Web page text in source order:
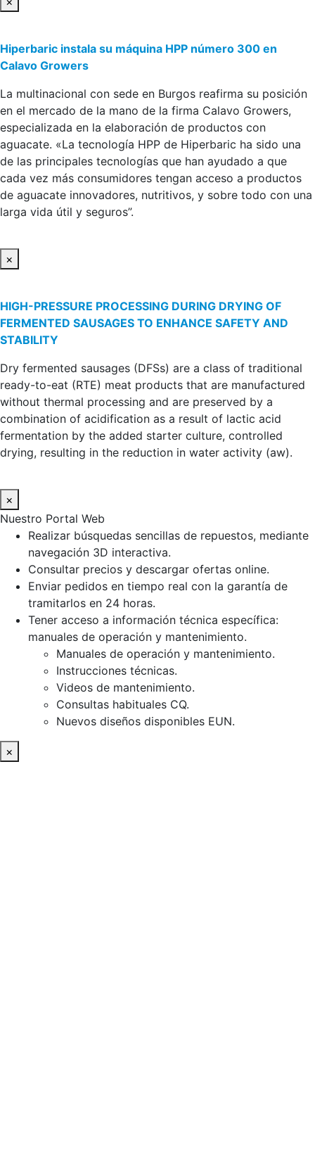
Hiperbaric instala su máquina HPP número 300 en
Calavo Growers
La multinacional con sede en Burgos reafirma su posición
en el mercado de la mano de la firma Calavo Growers,
especializada en la elaboración de productos con
aguacate. «La tecnología HPP de Hiperbaric ha sido una
de las principales tecnologías que han ayudado a que
cada vez más consumidores tengan acceso a productos
de aguacate innovadores, nutritivos, y sobre todo con una
larga vida útil y seguros”.
×
HIGH-PRESSURE PROCESSING DURING DRYING OF
FERMENTED SAUSAGES TO ENHANCE SAFETY AND
STABILITY
Dry fermented sausages (DFSs) are a class of traditional
ready-to-eat (RTE) meat products that are manufactured
without thermal processing and are preserved by a
combination of acidification as a result of lactic acid
fermentation by the added starter culture, controlled
drying, resulting in the reduction in water activity (aw).
×
Nuestro Portal Web
Realizar búsquedas sencillas de repuestos, mediante
navegación 3D interactiva.
Consultar precios y descargar ofertas online.
Enviar pedidos en tiempo real con la garantía de
tramitarlos en 24 horas.
Tener acceso a información técnica específica:
manuales de operación y mantenimiento.
Manuales de operación y mantenimiento.
Instrucciones técnicas.
Videos de mantenimiento.
Consultas habituales CQ.
Nuevos diseños disponibles EUN.
×